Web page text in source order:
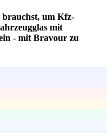
brauchst, um Kfz-
mit
- mit Bravour zu